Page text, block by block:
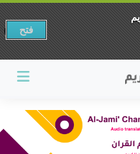
فتح